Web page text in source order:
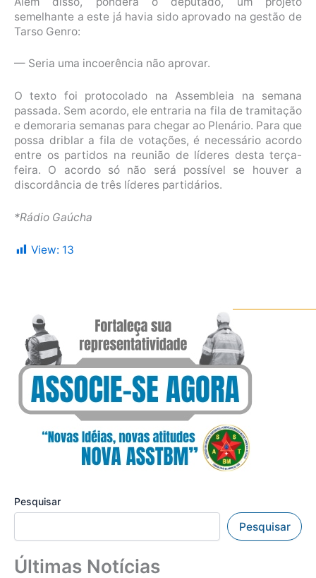
semelhante a este já havia sido aprovado na gestão de
Tarso Genro:
— Seria uma incoerência não aprovar.
O texto foi protocolado na Assembleia na semana
passada. Sem acordo, ele entraria na fila de tramitação
e demoraria semanas para chegar ao Plenário. Para que
possa driblar a fila de votações, é necessário acordo
entre os partidos na reunião de líderes desta terça-
feira. O acordo só não será possível se houver a
discordância de três líderes partidários.
*Rádio Gaúcha
View: 13
Pesquisar
Pesquisar
Últimas Notícias